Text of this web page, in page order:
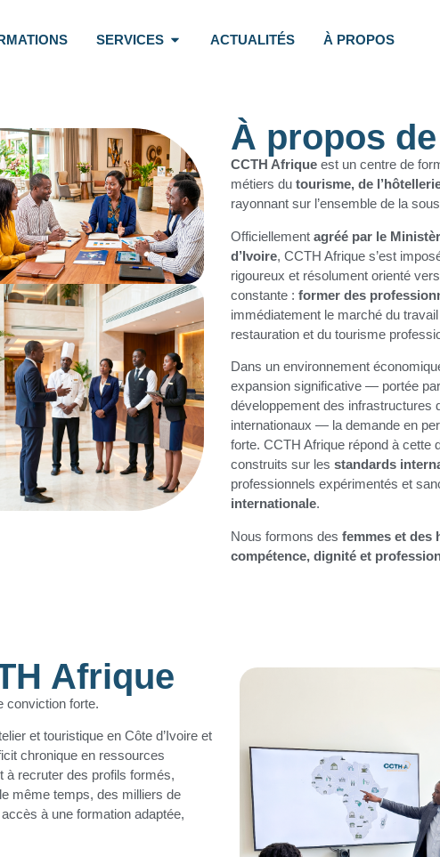
SERVICES ACTUALITÉS À PROPOS
À propos
CCTH Afrique est un centre de
métiers du tourisme, de
rayonnant sur l’ensemble de la
Officiellement agréé par le
d’Ivoire, CCTH Afrique s’est
rigoureux et résolument orienté
constante : former des
immédiatement le marché du
restauration et du tourisme
Dans un environnement
expansion significative — portée
développement des infrastructures
internationaux — la demande en
forte. CCTH Afrique répond à cette
construits sur les standards
professionnels expérimentés et
internationale.
Nous formons des femmes et des
compétence, dignité et
Afrique
conviction forte.
et touristique en Côte d’Ivoire et
chronique en ressources
à recruter des profils formés,
même temps, des milliers de
à une formation adaptée,